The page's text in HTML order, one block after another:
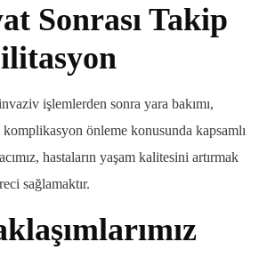
Sonrası Takip
işlemlerden sonra yara bakımı,
önleme konusunda kapsamlı
hastaların yaşam kalitesini artırmak
sağlamaktır.